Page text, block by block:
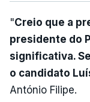
"Creio que a
presidente do
significativa.
o candidato
António Filipe.